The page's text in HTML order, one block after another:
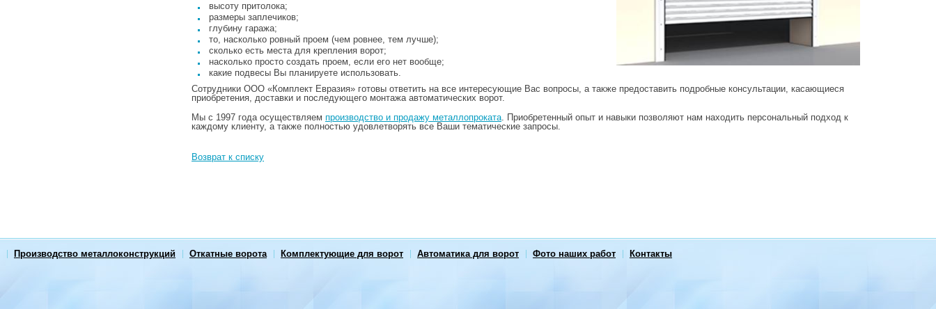
высоту притолока;
размеры заплечиков;
глубину гаража;
то, насколько ровный проем (чем ровнее, тем лучше);
сколько есть места для крепления ворот;
насколько просто создать проем, если его нет вообще;
какие подвесы Вы планируете использовать.
Сотрудники ООО «Комплект Евразия» готовы ответить на все интересующие Вас вопросы, а также предоставить подробные консультации, касающиеся
приобретения, доставки и последующего монтажа автоматических ворот.
Мы с 1997 года осуществляем производство и продажу металлопроката. Приобретенный опыт и навыки позволяют нам находить персональный подход к
каждому клиенту, а также полностью удовлетворять все Ваши тематические запросы.
Возврат к списку
Производство металлоконструкций Откатные ворота Комплектующие для ворот Автоматика для ворот Фото наших работ Контакты